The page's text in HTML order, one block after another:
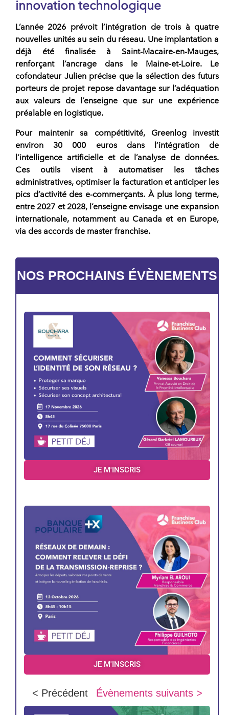
innovation technologique
L’année 2026 prévoit l’intégration de trois à quatre
nouvelles unités au sein du réseau. Une implantation a
déjà été finalisée à Saint-Macaire-en-Mauges,
renforçant l’ancrage dans le Maine-et-Loire. Le
cofondateur Julien précise que la sélection des futurs
porteurs de projetrepose davantage sur l’adéquation
aux valeurs de l’enseigne que sur une expérience
préalable en logistique.
Pour maintenir sa compétitivité, Greenloginvestit
environ 30 000 euros dans l’intégration de
l’intelligence artificielle et de l’analyse de données.
Ces outils visent à automatiser les tâches
administratives, optimiser la facturation et anticiper les
pics d’activité des e-commerçants. À plus long terme,
entre 2027 et 2028, l’enseigne envisage une expansion
internationale, notamment au Canada et en Europe,
via des accords de master franchise.
NOS PROCHAINS ÉVÈNEMENTS
JE M'INSCRIS
JE M'INSCRIS
< Précédent Évènements suivants >